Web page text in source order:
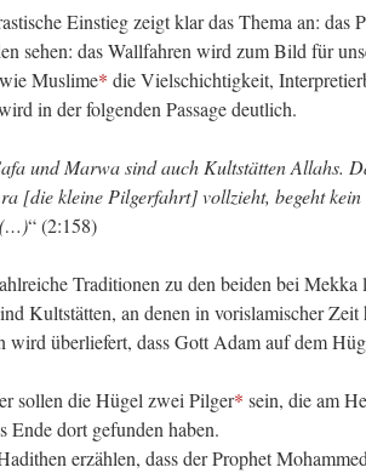
Einstieg zeigt klar das Thema an: das
sehen: das Wallfahren wird zum Bild für
Muslime* die Vielschichtigkeit,
in der folgenden Passage deutlich.
und Marwa sind auch Kultstätten Allahs.
[die kleine Pilgerfahrt] vollzieht, begeht
(…)“ (2:158)
Traditionen zu den beiden bei Mekka
Kultstätten, an denen in vorislamischer Zeit
wird überliefert, dass Gott Adam auf dem
sollen die Hügel zwei Pilger* sein, die am
Ende dort gefunden haben.
erzählen, dass der Prophet